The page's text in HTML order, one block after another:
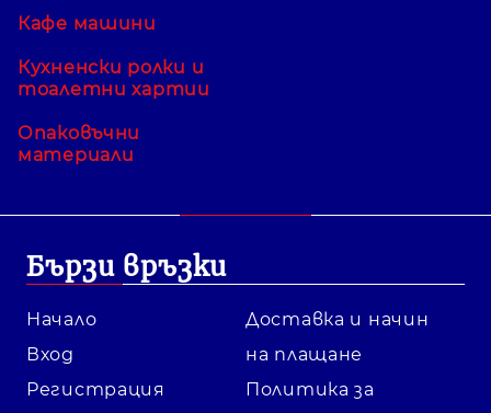
Кафе машини
Кухненски ролки и
тоалетни хартии
Опаковъчни
материали
Бързи връзки
Начало
Вход
Регистрация
Доставка и начин
на плащане
Политика за